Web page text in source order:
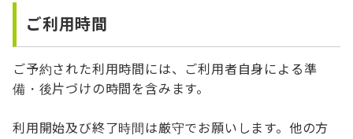
ご利用時間
ご予約された利用時間には、ご利用者自身による準
備・後片づけの時間を含みます。
利用開始及び終了時間は厳守でお願いします。他の方